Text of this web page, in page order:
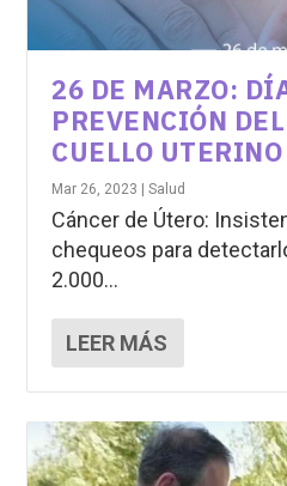
26 DE MARZO:
PREVENCIÓN
CUELLO UTERINO
Mar 26, 2023 |Salud
Cáncer de Útero:
chequeos para
2.000...
LEER MÁS